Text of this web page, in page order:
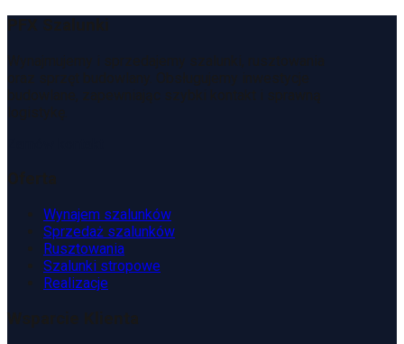
Wynajem szalunków
Sprzedaż szalunków
Rusztowania
Szalunki stropowe
Realizacje